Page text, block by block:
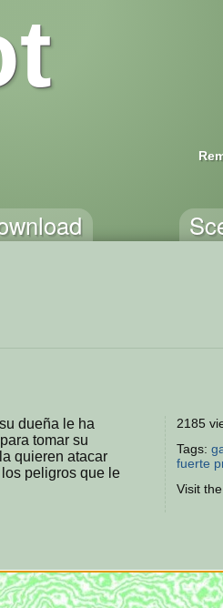
dueña le ha
tomar su
quieren atacar
peligros que le
2185
Tags:
fuerte
Visit the